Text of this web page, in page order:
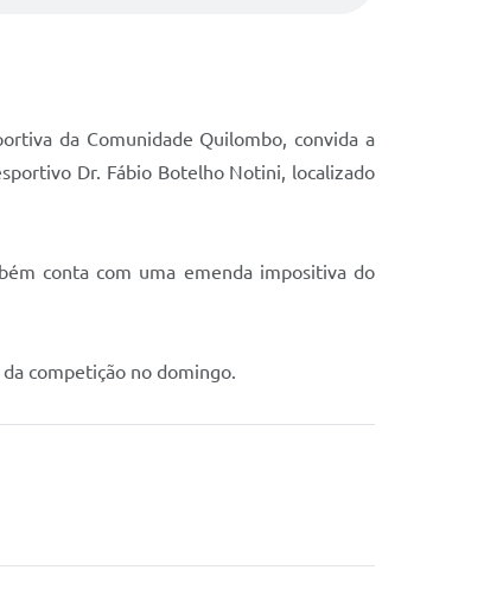
da Comunidade Quilombo, convida a
Dr. Fábio Botelho Notini, localizado
conta com uma emenda impositiva do
competição no domingo.